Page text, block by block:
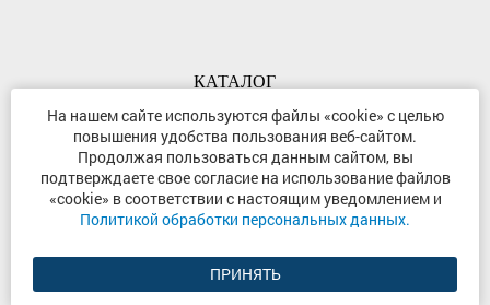
КОМПАНИЯ
КАТАЛОГ
КОНТАКТЫ
© ООО «Центр Метиз» 2000-2026
Политика конфиденциальности
Разработка сайта и продвижение
На нашем сайте используются файлы «cookie» с целью
повышения удобства пользования веб-сайтом.
Продолжая пользоваться данным сайтом, вы
подтверждаете свое согласие на использование файлов
«cookie» в соответствии с настоящим уведомлением и
Политикой обработки персональных данных.
ПРИНЯТЬ